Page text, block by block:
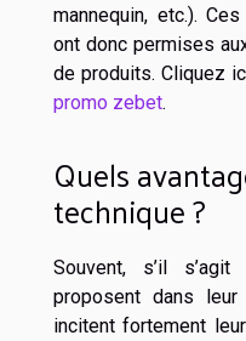
mannequin, etc.).
ont donc permises
de produits. Cliquez
promo zebet.
Quels
technique ?
Souvent, s’il
proposent dans
incitent fortement